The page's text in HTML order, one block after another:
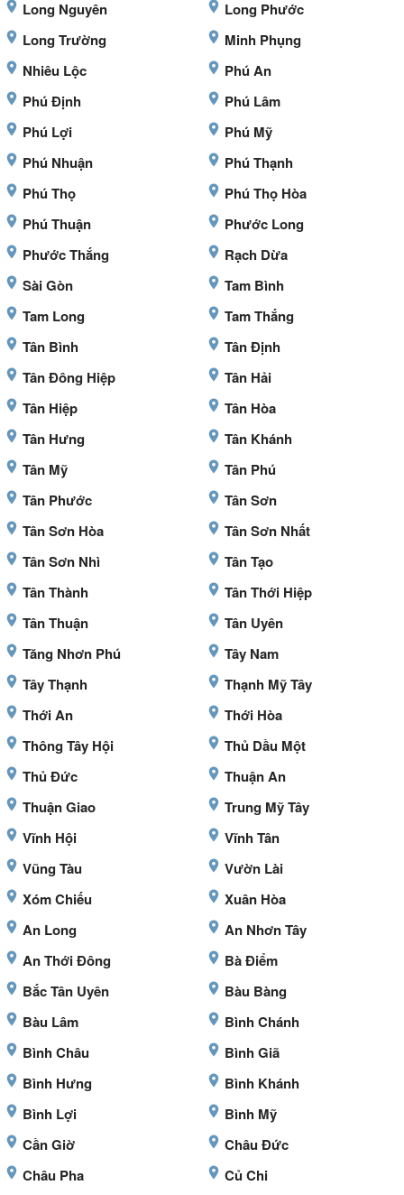
Long Nguyên
Long Phước
Long Trường
Minh Phụng
Nhiêu Lộc
Phú An
Phú Định
Phú Lâm
Phú Lợi
Phú Mỹ
Phú Nhuận
Phú Thạnh
Phú Thọ
Phú Thọ Hòa
Phú Thuận
Phước Long
Phước Thắng
Rạch Dừa
Sài Gòn
Tam Bình
Tam Long
Tam Thắng
Tân Bình
Tân Định
Tân Đông Hiệp
Tân Hải
Tân Hiệp
Tân Hòa
Tân Hưng
Tân Khánh
Tân Mỹ
Tân Phú
Tân Phước
Tân Sơn
Tân Sơn Hòa
Tân Sơn Nhất
Tân Sơn Nhì
Tân Tạo
Tân Thành
Tân Thới Hiệp
Tân Thuận
Tân Uyên
Tăng Nhơn Phú
Tây Nam
Tây Thạnh
Thạnh Mỹ Tây
Thới An
Thới Hòa
Thông Tây Hội
Thủ Dầu Một
Thủ Đức
Thuận An
Thuận Giao
Trung Mỹ Tây
Vĩnh Hội
Vĩnh Tân
Vũng Tàu
Vườn Lài
Xóm Chiếu
Xuân Hòa
An Long
An Nhơn Tây
An Thới Đông
Bà Điểm
Bắc Tân Uyên
Bàu Bàng
Bàu Lâm
Bình Chánh
Bình Châu
Bình Giã
Bình Hưng
Bình Khánh
Bình Lợi
Bình Mỹ
Cần Giờ
Châu Đức
Châu Pha
Củ Chi